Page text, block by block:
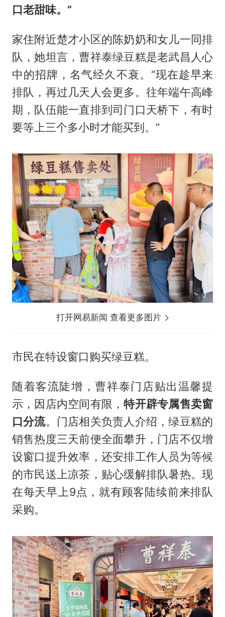
口老甜味。”
家住附近楚才小区的陈奶奶和女儿一同排
队，她坦言，曹祥泰绿豆糕是老武昌人心
中的招牌，名气经久不衰。“现在趁早来
排队，再过几天人会更多。往年端午高峰
期，队伍能一直排到司门口天桥下，有时
要等上三个多小时才能买到。”
打开网易新闻 查看更多图片
市民在特设窗口购买绿豆糕。
随着客流陡增，曹祥泰门店贴出温馨提
示，因店内空间有限，特开辟专属售卖窗
口分流。门店相关负责人介绍，绿豆糕的
销售热度三天前便全面攀升，门店不仅增
设窗口提升效率，还安排工作人员为等候
的市民送上凉茶，贴心缓解排队暑热。现
在每天早上9点，就有顾客陆续前来排队
采购。